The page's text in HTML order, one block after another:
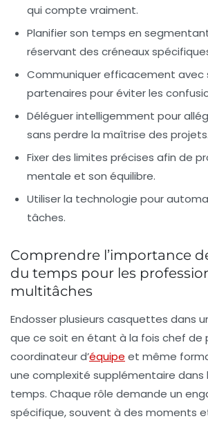
qui compte vraiment.
Planifier son temps en
réservant des créneaux
Communiquer efficacement avec
partenaires pour éviter les
Déléguer intelligemment pour
sans perdre la maîtrise des projets.
Fixer des limites précises afin de
mentale et son équilibre.
Utiliser la technologie pour
tâches.
Comprendre l’importance
du temps pour les
multitâches
Endosser plusieurs casquettes dans
que ce soit en étant à la fois chef de
coordinateur d’équipe et même
une complexité supplémentaire dans
temps. Chaque rôle demande un
spécifique, souvent à des moments